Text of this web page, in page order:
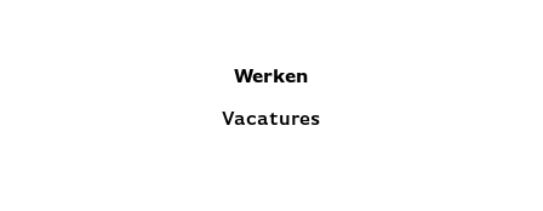
Werken
Vacatures